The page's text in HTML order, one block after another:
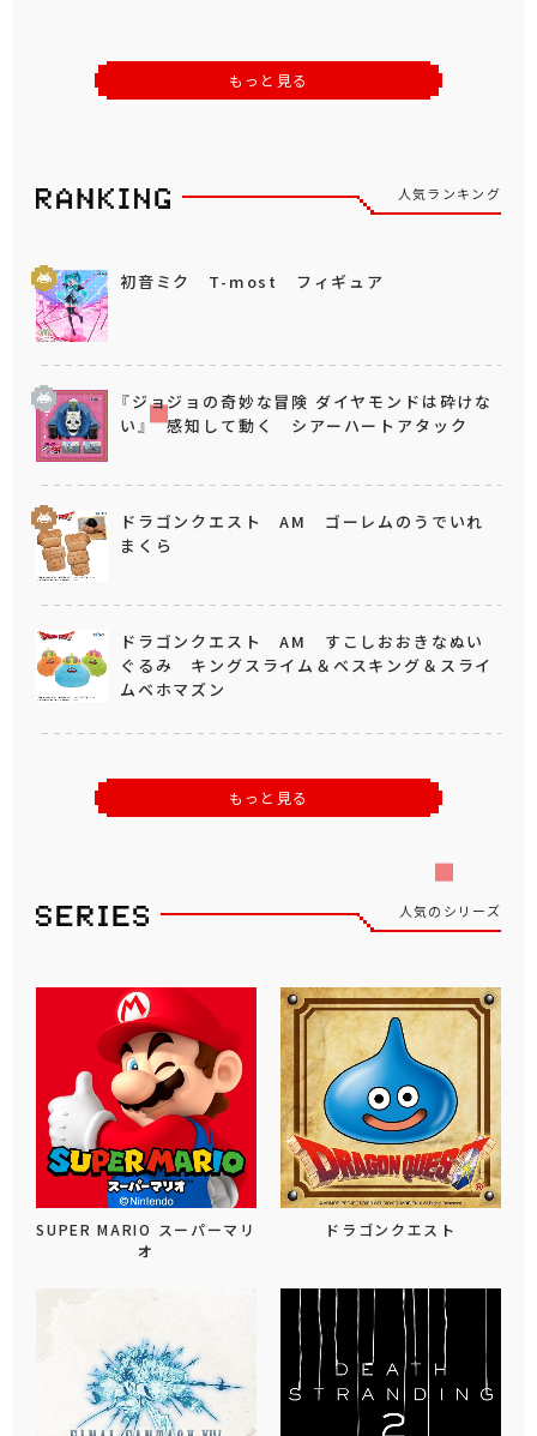
もっと見る
人気ランキング
初音ミク T-most フィギュア
『ジョジョの奇妙な冒険 ダイヤモンドは砕けな
い』 感知して動く シアーハートアタック
ドラゴンクエスト AM ゴーレムのうでいれ
まくら
ドラゴンクエスト AM すこしおおきなぬい
ぐるみ キングスライム＆ベスキング＆スライ
ムベホマズン
もっと見る
人気のシリーズ
SUPER MARIO スーパーマリ
オ
ドラゴンクエスト